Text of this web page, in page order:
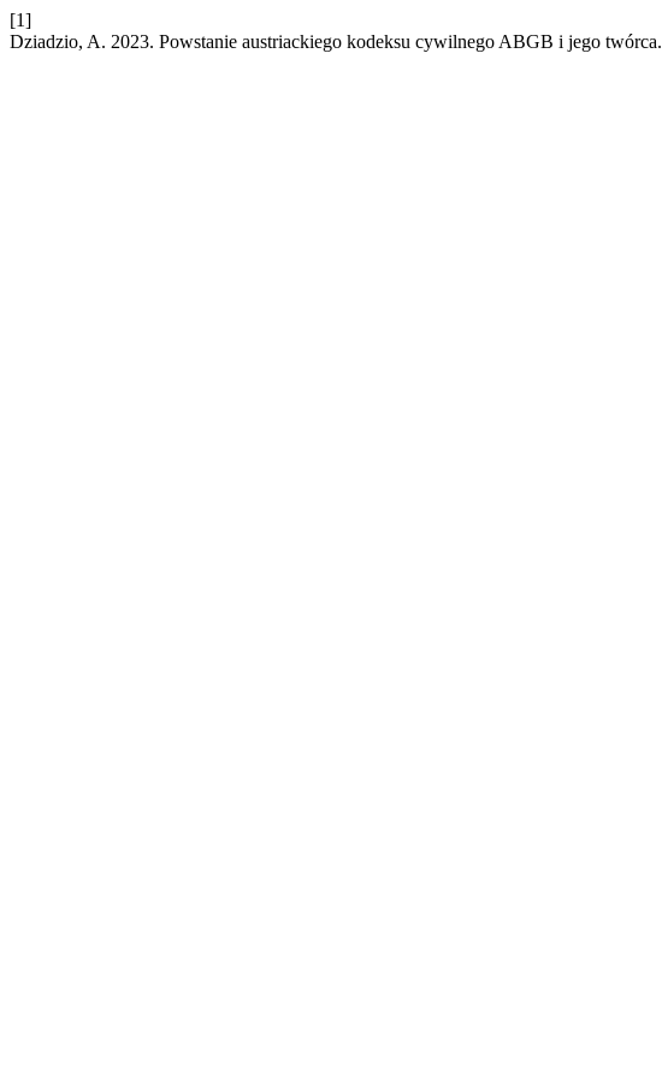
[1]
Dziadzio, A. 2023. Powstanie austriackiego kodeksu cywilnego ABGB i jego twórca.